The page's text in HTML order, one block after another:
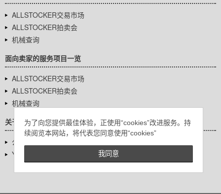
为了向您提供最佳体验，正使用“cookies”改进服务。持
续阅览本网站，将代表您同意使用“cookies”
我同意
ALLSTOCKER交易市场
ALLSTOCKER拍卖会
机械查询
面向卖家的服务项目一览
ALLSTOCKER交易市场
ALLSTOCKER拍卖会
机械查询
关于我们
公司基本信息
YUTAKA Inc.